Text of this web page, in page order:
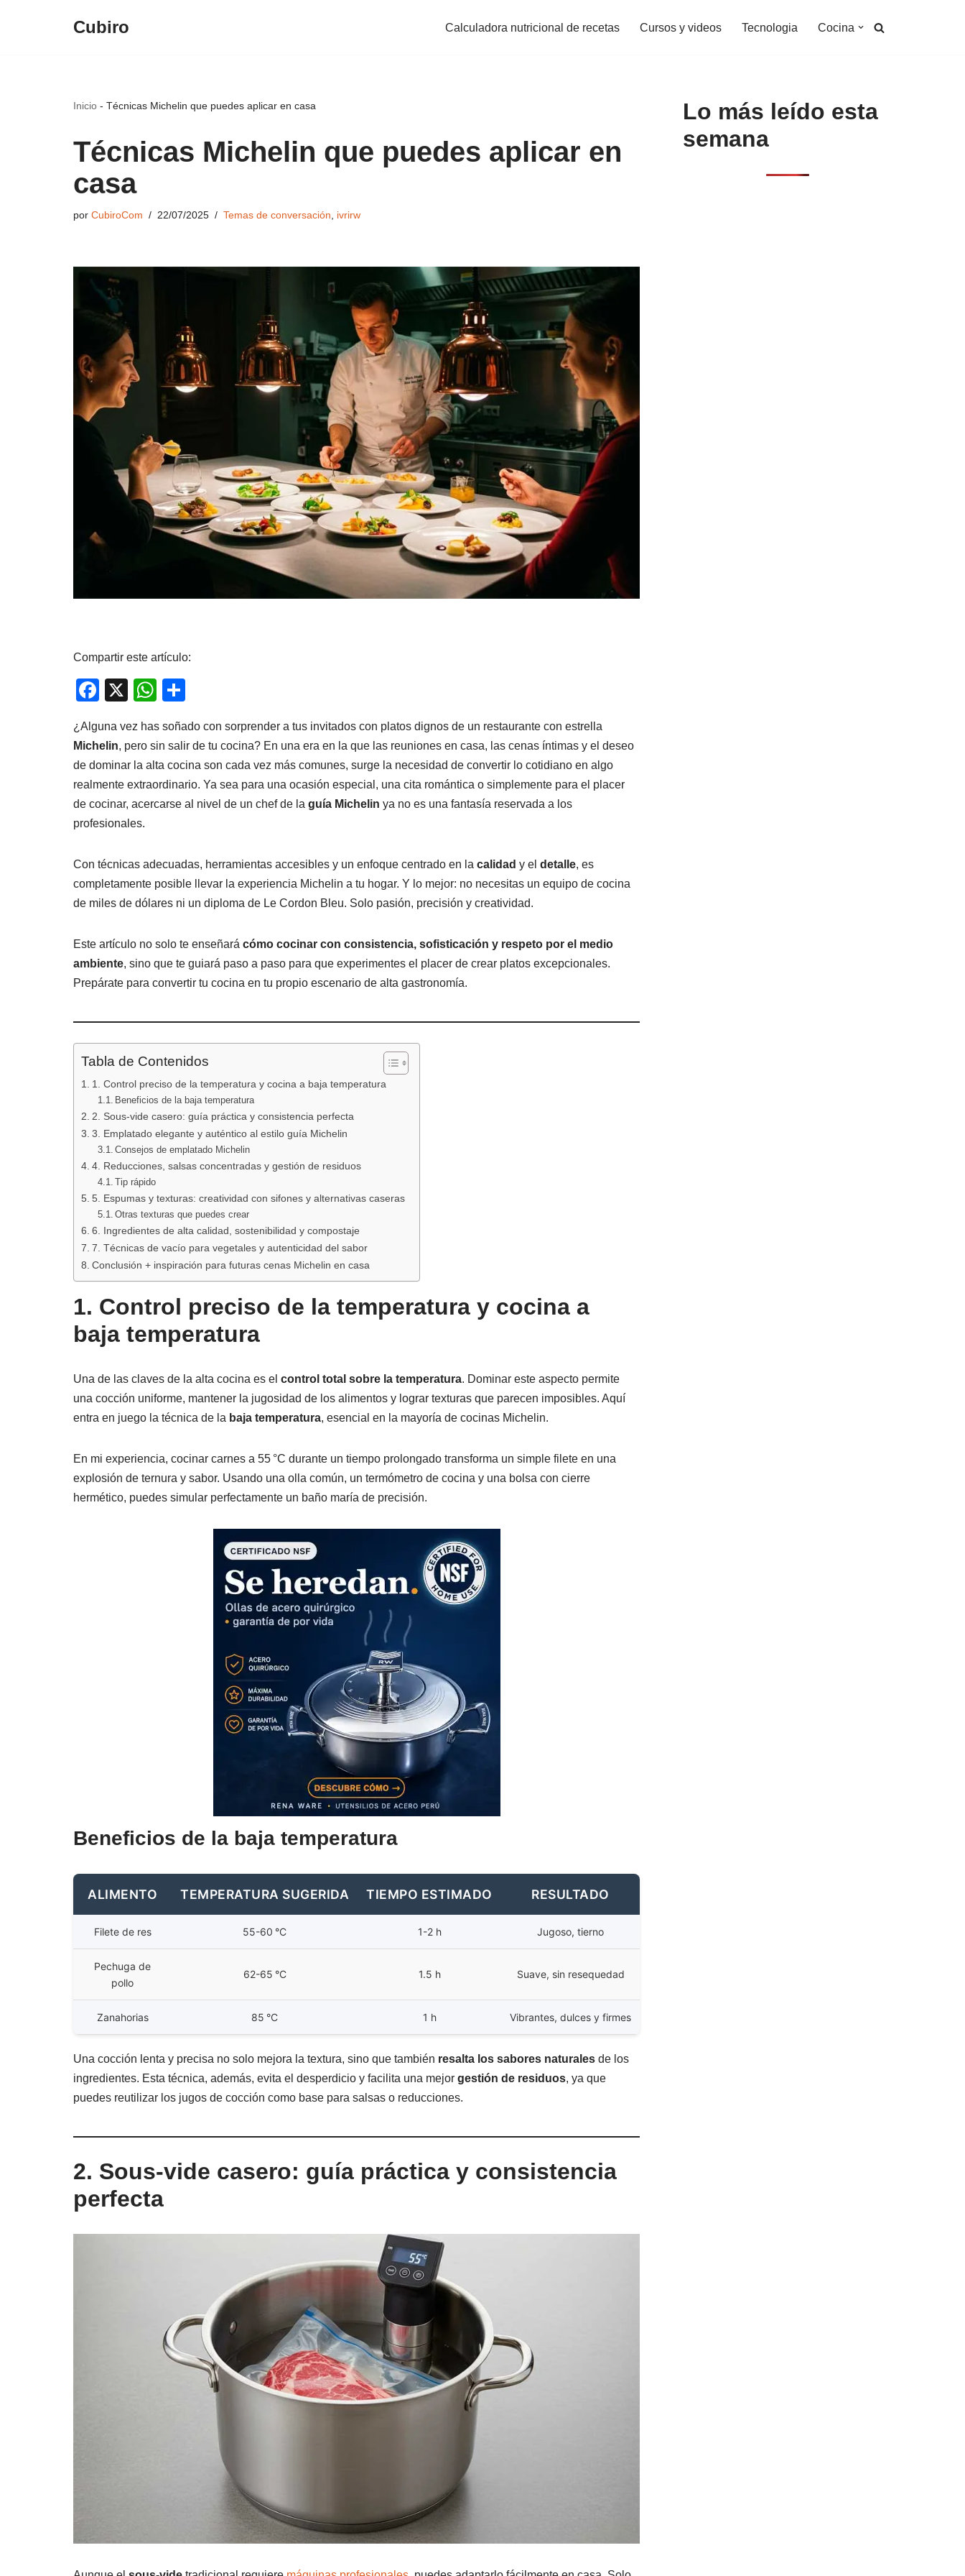
Cubiro Calculadora nutricional de recetas Cursos y videos Tecnologia Cocina
Inicio - Técnicas Michelin que puedes aplicar en casa
Técnicas Michelin que puedes aplicar en
casa
por CubiroCom 22/07/2025 Temas de conversación ivrirw
Compartir este artículo:
F
c
e
b
o
o
X
W
at
s
A
p
m
p
ar
tir
¿Alguna vez has soñado con sorprender a tus invitados con platos dignos de un restaurante con estrella
Michelin, pero sin salir de tu cocina? En una era en la que las reuniones en casa, las cenas íntimas y el deseo
de dominar la alta cocina son cada vez más comunes, surge la necesidad de convertir lo cotidiano en algo
realmente extraordinario. Ya sea para una ocasión especial, una cita romántica o simplemente para el placer
de cocinar, acercarse al nivel de un chef de la guía Michelin ya no es una fantasía reservada a los
profesionales.
Con técnicas adecuadas, herramientas accesibles y un enfoque centrado en la calidad y el detalle, es
completamente posible llevar la experiencia Michelin a tu hogar. Y lo mejor: no necesitas un equipo de cocina
de miles de dólares ni un diploma de Le Cordon Bleu. Solo pasión, precisión y creatividad.
Este artículo no solo te enseñará cómo cocinar con consistencia, sofisticación y respeto por el medio
ambiente, sino que te guiará paso a paso para que experimentes el placer de crear platos excepcionales.
Prepárate para convertir tu cocina en tu propio escenario de alta gastronomía.
Tabla de Contenidos
1. Control preciso de la temperatura y cocina a baja temperatura
Beneficios de la baja temperatura
2. Sous-vide casero: guía práctica y consistencia perfecta
3. Emplatado elegante y auténtico al estilo guía Michelin
Consejos de emplatado Michelin
4. Reducciones, salsas concentradas y gestión de residuos
Tip rápido
5. Espumas y texturas: creatividad con sifones y alternativas caseras
Otras texturas que puedes crear
6. Ingredientes de alta calidad, sostenibilidad y compostaje
7. Técnicas de vacío para vegetales y autenticidad del sabor
Conclusión + inspiración para futuras cenas Michelin en casa
1. Control preciso de la temperatura y cocina a
baja temperatura
Una de las claves de la alta cocina es el control total sobre la temperatura. Dominar este aspecto permite
una cocción uniforme, mantener la jugosidad de los alimentos y lograr texturas que parecen imposibles. Aquí
entra en juego la técnica de la baja temperatura, esencial en la mayoría de cocinas Michelin.
En mi experiencia, cocinar carnes a 55 °C durante un tiempo prolongado transforma un simple filete en una
explosión de ternura y sabor. Usando una olla común, un termómetro de cocina y una bolsa con cierre
hermético, puedes simular perfectamente un baño maría de precisión.
Beneficios de la baja temperatura
ALIMENTO TEMPERATURA SUGERIDA TIEMPO ESTIMADO RESULTADO
Filete de res 55-60 °C 1-2 h Jugoso, tierno
Pechuga de
pollo
62-65 °C 1.5 h Suave, sin resequedad
Zanahorias 85 °C 1 h Vibrantes, dulces y firmes
Una cocción lenta y precisa no solo mejora la textura, sino que también resalta los sabores naturales de los
ingredientes. Esta técnica, además, evita el desperdicio y facilita una mejor gestión de residuos, ya que
puedes reutilizar los jugos de cocción como base para salsas o reducciones.
2. Sous-vide casero: guía práctica y consistencia
perfecta
Lo más leído esta
semana